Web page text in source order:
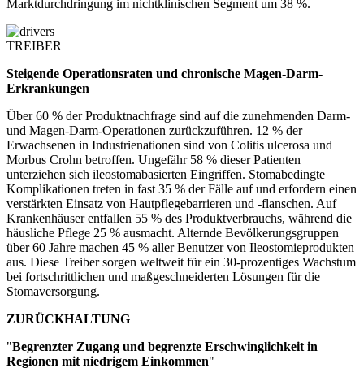
Marktdurchdringung im nichtklinischen Segment um 38 %.
TREIBER
Steigende Operationsraten und chronische Magen-Darm-
Erkrankungen
Über 60 % der Produktnachfrage sind auf die zunehmenden Darm-
und Magen-Darm-Operationen zurückzuführen. 12 % der
Erwachsenen in Industrienationen sind von Colitis ulcerosa und
Morbus Crohn betroffen. Ungefähr 58 % dieser Patienten
unterziehen sich ileostomabasierten Eingriffen. Stomabedingte
Komplikationen treten in fast 35 % der Fälle auf und erfordern einen
verstärkten Einsatz von Hautpflegebarrieren und -flanschen. Auf
Krankenhäuser entfallen 55 % des Produktverbrauchs, während die
häusliche Pflege 25 % ausmacht. Alternde Bevölkerungsgruppen
über 60 Jahre machen 45 % aller Benutzer von Ileostomieprodukten
aus. Diese Treiber sorgen weltweit für ein 30-prozentiges Wachstum
bei fortschrittlichen und maßgeschneiderten Lösungen für die
Stomaversorgung.
ZURÜCKHALTUNG
"Begrenzter Zugang und begrenzte Erschwinglichkeit in
Regionen mit niedrigem Einkommen"